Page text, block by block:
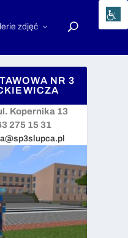
zdjęć
NR 3
Kopernika 13
275 15 31